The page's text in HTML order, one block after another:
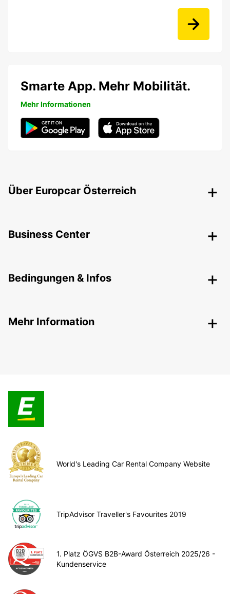
Smarte App. Mehr Mobilität.
Mehr Informationen
Über Europcar Österreich
Business Center
Bedingungen & Infos
Mehr Information
World's Leading Car Rental Company Website
TripAdvisor Traveller's Favourites 2019
1. Platz ÖGVS B2B-Award Österreich 2025/26 -
Kundenservice